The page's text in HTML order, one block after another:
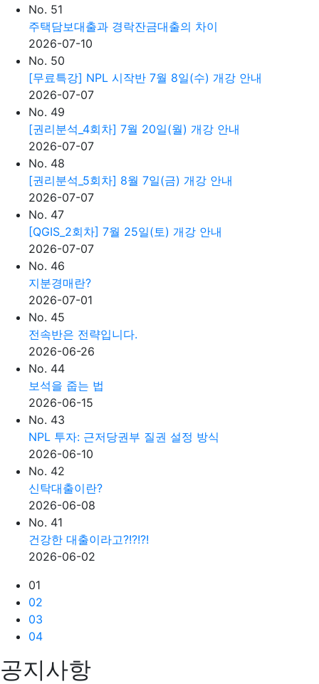
No. 51
주택담보대출과 경락잔금대출의 차이
2026-07-10
No. 50
[무료특강] NPL 시작반 7월 8일(수) 개강 안내
2026-07-07
No. 49
[권리분석_4회차] 7월 20일(월) 개강 안내
2026-07-07
No. 48
[권리분석_5회차] 8월 7일(금) 개강 안내
2026-07-07
No. 47
[QGIS_2회차] 7월 25일(토) 개강 안내
2026-07-07
No. 46
지분경매란?
2026-07-01
No. 45
전속반은 전략입니다.
2026-06-26
No. 44
보석을 줍는 법
2026-06-15
No. 43
NPL 투자: 근저당권부 질권 설정 방식
2026-06-10
No. 42
신탁대출이란?
2026-06-08
No. 41
건강한 대출이라고?!?!?!
2026-06-02
01
02
03
04
공지사항